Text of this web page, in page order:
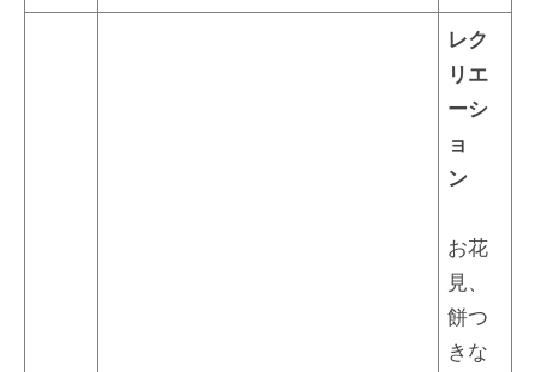
レク
リエ
ーシ
ョ
ン
お花
見、
餅つ
きな